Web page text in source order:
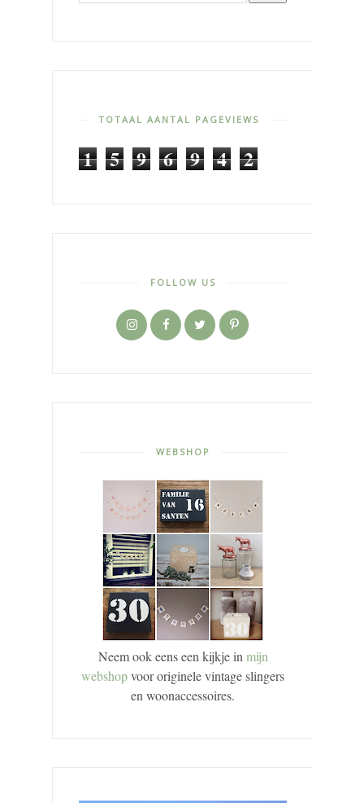
TOTAAL AANTAL PAGEVIEWS
1 5 9 6 9 4 2
FOLLOW US
WEBSHOP
Neem ook eens een kijkje in mijn
webshopvoor originele vintage slingers
en woonaccessoires.